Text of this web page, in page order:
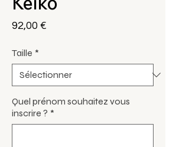
92,00 €
Taille *
Quel prénom souhaitez vous
inscrire ? *